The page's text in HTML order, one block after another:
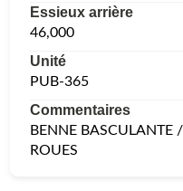
Essieux arrière
46,000
Unité
PUB-365
Commentaires
BENNE
ROUES